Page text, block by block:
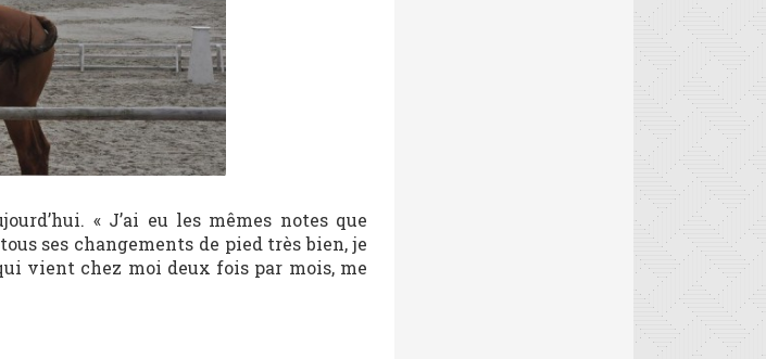
« J’ai eu les mêmes notes que
ses changements de pied très bien, je
vient chez moi deux fois par mois, me